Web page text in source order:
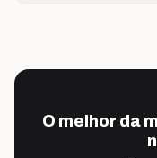
O melhor da